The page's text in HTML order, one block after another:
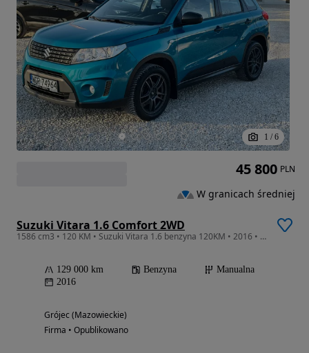
1 / 6
Suzuki Vitara 1.6 Comfort 2WD
1586 cm3 • 120 KM • Suzuki Vitara 1.6 benzyna 120KM • 2016 • Navi • Kamera • Klimatronic •
129 000 km Benzyna
Manualna
2016
Grójec (Mazowieckie)
Firma • Opublikowano
45 800 PLN
W granicach średniej